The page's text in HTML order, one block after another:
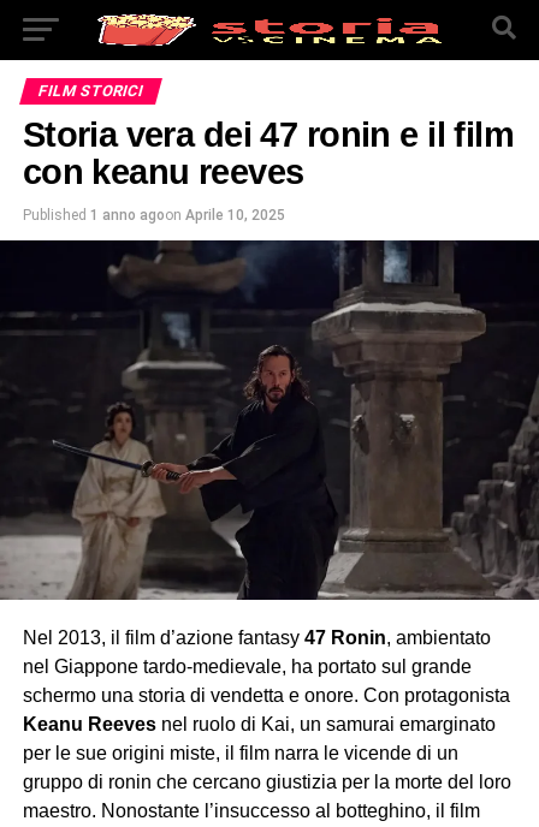
FILM STORICI
Storia vera dei 47 ronin e il film
con keanu reeves
Published 1 anno agoon Aprile 10, 2025
Nel 2013, il film d’azione fantasy 47 Ronin, ambientato
nel Giappone tardo-medievale, ha portato sul grande
schermo una storia di vendetta e onore. Con protagonista
Keanu Reevesnel ruolo di Kai, un samurai emarginato
per le sue origini miste, il film narra le vicende di un
gruppo di ronin che cercano giustizia per la morte del loro
maestro. Nonostante l’insuccesso al botteghino, il film